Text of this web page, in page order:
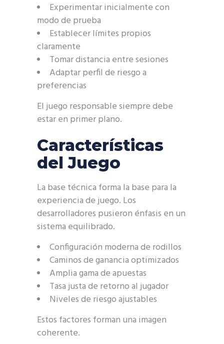
Experimentar inicialmente con
modo de prueba
Establecer límites propios
claramente
Tomar distancia entre sesiones
Adaptar perfil de riesgo a
preferencias
El juego responsable siempre debe
estar en primer plano.
Características
del Juego
La base técnica forma la base para la
experiencia de juego. Los
desarrolladores pusieron énfasis en un
sistema equilibrado.
Configuración moderna de rodillos
Caminos de ganancia optimizados
Amplia gama de apuestas
Tasa justa de retorno al jugador
Niveles de riesgo ajustables
Estos factores forman una imagen
coherente.